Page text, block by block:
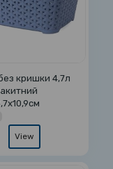
кришки 4,7л
View